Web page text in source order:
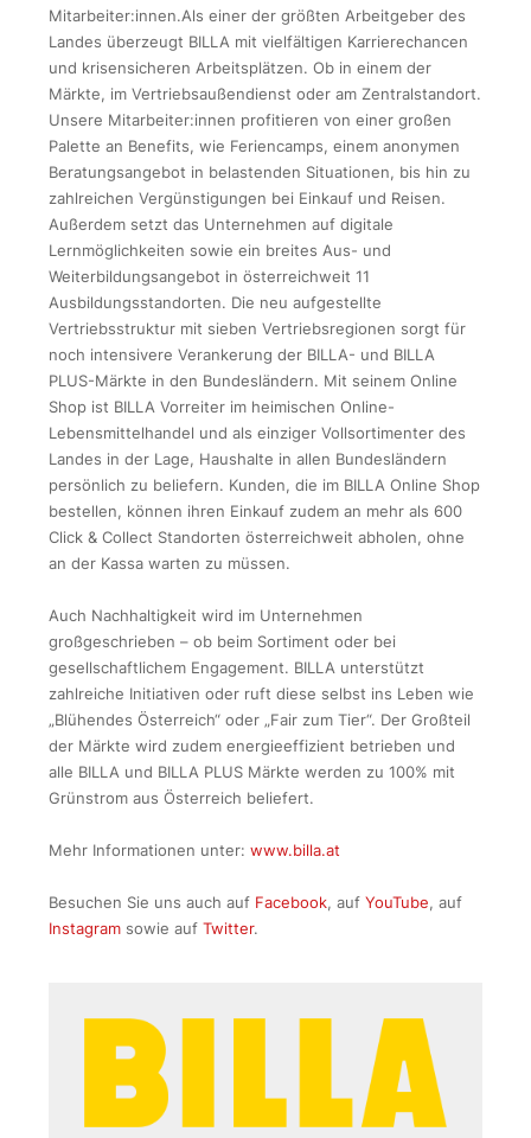
Mitarbeiter:innen.Als einer der größten Arbeitgeber des
Landes überzeugt BILLA mit vielfältigen Karrierechancen
und krisensicheren Arbeitsplätzen. Ob in einem der
Märkte, im Vertriebsaußendienst oder am Zentralstandort.
Unsere Mitarbeiter:innen profitieren von einer großen
Palette an Benefits, wie Feriencamps, einem anonymen
Beratungsangebot in belastenden Situationen, bis hin zu
zahlreichen Vergünstigungen bei Einkauf und Reisen.
Außerdem setzt das Unternehmen auf digitale
Lernmöglichkeiten sowie ein breites Aus- und
Weiterbildungsangebot in österreichweit 11
Ausbildungsstandorten. Die neu aufgestellte
Vertriebsstruktur mit sieben Vertriebsregionen sorgt für
noch intensivere Verankerung der BILLA- und BILLA
PLUS-Märkte in den Bundesländern. Mit seinem Online
Shop ist BILLA Vorreiter im heimischen Online-
Lebensmittelhandel und als einziger Vollsortimenter des
Landes in der Lage, Haushalte in allen Bundesländern
persönlich zu beliefern. Kunden, die im BILLA Online Shop
bestellen, können ihren Einkauf zudem an mehr als 600
Click & Collect Standorten österreichweit abholen, ohne
an der Kassa warten zu müssen.
Auch Nachhaltigkeit wird im Unternehmen
großgeschrieben – ob beim Sortiment oder bei
gesellschaftlichem Engagement. BILLA unterstützt
zahlreiche Initiativen oder ruft diese selbst ins Leben wie
„Blühendes Österreich“ oder „Fair zum Tier“. Der Großteil
der Märkte wird zudem energieeffizient betrieben und
alle BILLA und BILLA PLUS Märkte werden zu 100% mit
Grünstrom aus Österreich beliefert.
Mehr Informationen unter: www.billa.at
Besuchen Sie uns auch auf Facebook, auf YouTube, auf
Instagram sowie auf Twitter.